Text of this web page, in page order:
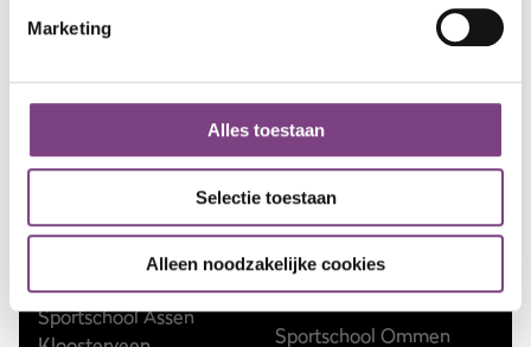
Marketing
Alles toestaan
Selectie toestaan
Alleen noodzakelijke cookies
Sportscholen
Sportschool Amsterdam
Sportschool Apeldoorn
Sportschool Apeldoorn
Sportschool Assen
Sportschool Hilversum
Sportschool Nieuw-
Vennep
Sportschool Nieuwegein
Sportschool Nijmegen
Sportschool Ommen